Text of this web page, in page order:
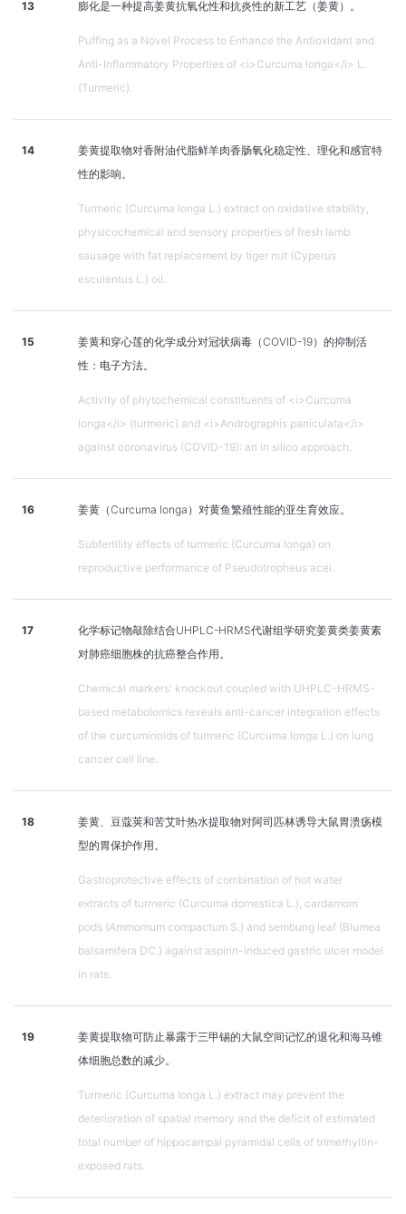
13 膨化是一种提高姜黄抗氧化性和抗炎性的新工艺（姜黄）。
Puffing as a Novel Process to Enhance the Antioxidant and
Anti-Inflammatory Properties of <i>Curcuma longa</i> L.
(Turmeric).
14
姜黄提取物对香附油代脂鲜羊肉香肠氧化稳定性、理化和感官特
性的影响。
Turmeric (Curcuma longa L.) extract on oxidative stability,
physicochemical and sensory properties of fresh lamb
sausage with fat replacement by tiger nut (Cyperus
esculentus L.) oil.
15
姜黄和穿心莲的化学成分对冠状病毒（COVID-19）的抑制活
性：电子方法。
Activity of phytochemical constituents of <i>Curcuma
longa</i> (turmeric) and <i>Andrographis paniculata</i>
against coronavirus (COVID-19): an in silico approach.
16 姜黄（Curcuma longa）对黄鱼繁殖性能的亚生育效应。
Subfertility effects of turmeric (Curcuma longa) on
reproductive performance of Pseudotropheus acei.
17
化学标记物敲除结合UHPLC-HRMS代谢组学研究姜黄类姜黄素
对肺癌细胞株的抗癌整合作用。
Chemical markers' knockout coupled with UHPLC-HRMS-
based metabolomics reveals anti-cancer integration effects
of the curcuminoids of turmeric (Curcuma longa L.) on lung
cancer cell line.
18
姜黄、豆蔻荚和苦艾叶热水提取物对阿司匹林诱导大鼠胃溃疡模
型的胃保护作用。
Gastroprotective effects of combination of hot water
extracts of turmeric (Curcuma domestica L.), cardamom
pods (Ammomum compactum S.) and sembung leaf (Blumea
balsamifera DC.) against aspirin-induced gastric ulcer model
in rats.
19
姜黄提取物可防止暴露于三甲锡的大鼠空间记忆的退化和海马锥
体细胞总数的减少。
Turmeric (Curcuma longa L.) extract may prevent the
deterioration of spatial memory and the deficit of estimated
total number of hippocampal pyramidal cells of trimethyltin-
exposed rats.